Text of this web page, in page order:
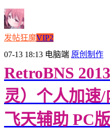
发帖狂魔VIP2
07-13 18:13 电脑端 原创制作
RetroBNS
灵）个人加速
飞天辅助 PC版